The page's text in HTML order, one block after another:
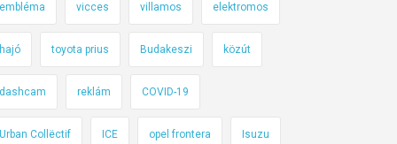
embléma vicces villamos elektromos
hajó toyota prius Budakeszi közút
dashcam reklám COVID-19
Urban Collëctif ICE opel frontera Isuzu